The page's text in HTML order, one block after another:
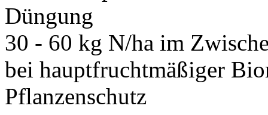
Düngung
30 - 60 kg N/ha im
bei hauptfruchtmäßiger
Pflanzenschutz